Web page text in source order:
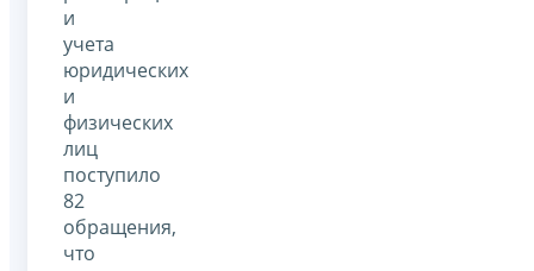
и
учета
юридических
и
физических
лиц
поступило
82
обращения,
что